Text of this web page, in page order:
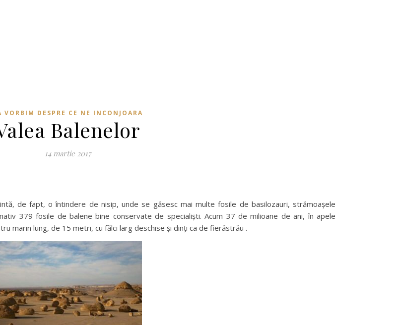
VORBIM DESPRE CE NE INCONJOARA
Balenelor
14 martie 2017
de fapt, o întindere de nisip, unde se găsesc mai multe fosile de basilozauri, strămoașele
379 fosile de balene bine conservate de specialiști. Acum 37 de milioane de ani, în apele
marin lung, de 15 metri, cu fălci larg deschise și dinți ca de fierăstrău .